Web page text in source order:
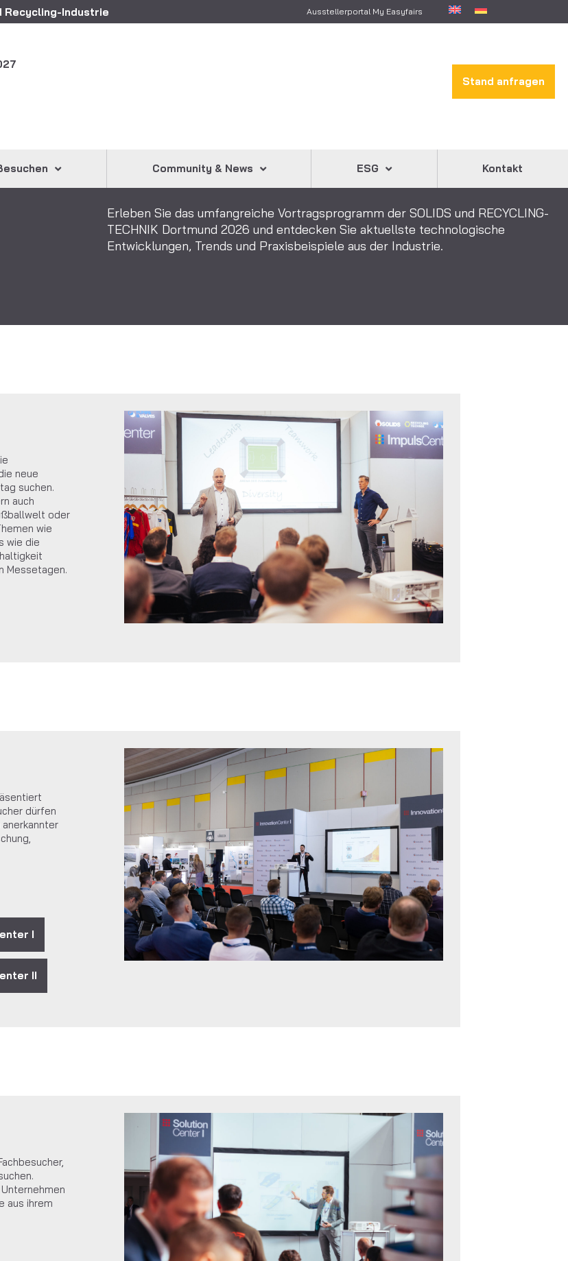
Recycling-Industrie Ausstellerportal My Easyfairs
Stand anfragen
Community & News ESG Kontakt
Erleben Sie das umfangreiche Vortragsprogramm der SOLIDS und RECYCLING-
TECHNIK Dortmund 2026 und entdecken Sie aktuellste technologische
Entwicklungen, Trends und Praxisbeispiele aus der Industrie.
neue
suchen.
auch
oder
wie
wie die
Messetagen.
dürfen
I
II
aus ihrem